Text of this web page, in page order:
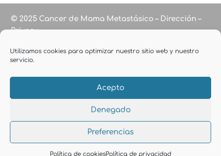
Utilizamos cookies para optimizar nuestro sitio web y nuestro
servicio.
Acepto
Denegado
Preferencias
Política de cookiesPolítica de privacidad
© 2025 Cancer de Mama Metastásico – Dirección –
Privacy